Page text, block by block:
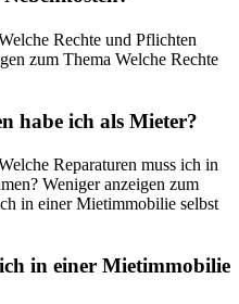
Rechte und Pflichten
zum Thema Welche Rechte
habe ich als Mieter?
Reparaturen muss ich in
Weniger anzeigen zum
in einer Mietimmobilie selbst
in einer Mietimmobilie